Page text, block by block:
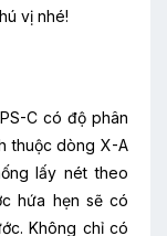
vị nhé!
C có độ phân
thuộc dòng X-A
lấy nét theo
hứa hẹn sẽ có
Không chỉ có